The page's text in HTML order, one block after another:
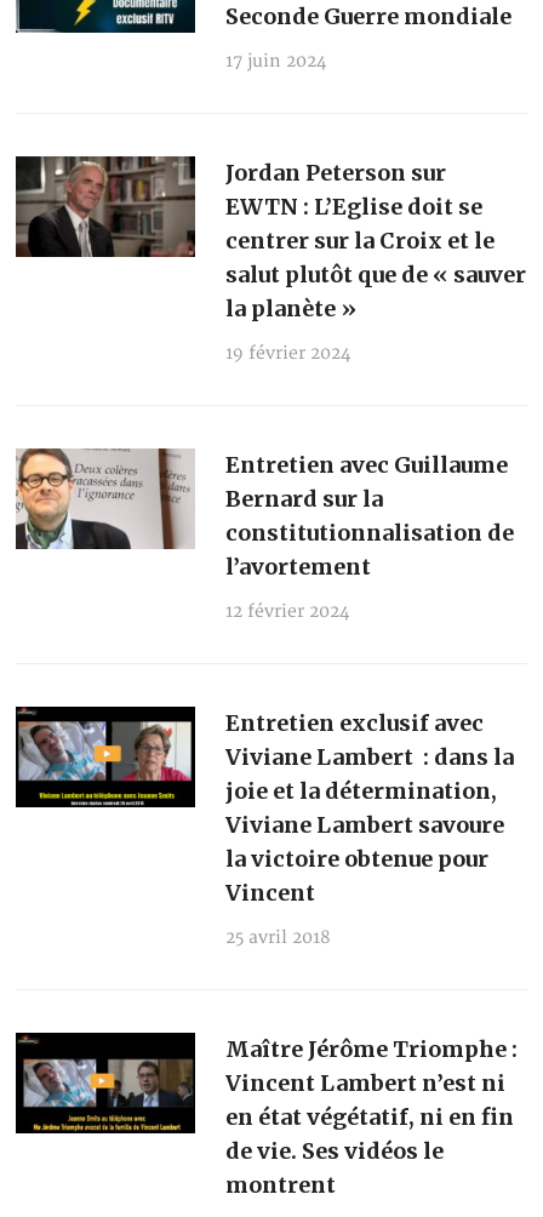
Seconde Guerre mondiale
17 juin 2024
Jordan Peterson sur
EWTN : L’Eglise doit se
centrer sur la Croix et le
salut plutôt que de « sauver
la planète »
19 février 2024
Entretien avec Guillaume
Bernard sur la
constitutionnalisation de
l’avortement
12 février 2024
Entretien exclusif avec
Viviane Lambert : dans la
joie et la détermination,
Viviane Lambert savoure
la victoire obtenue pour
Vincent
25 avril 2018
Maître Jérôme Triomphe :
Vincent Lambert n’est ni
en état végétatif, ni en fin
de vie. Ses vidéos le
montrent